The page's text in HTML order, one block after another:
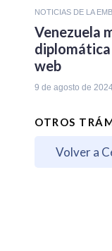
NOTICIAS DE LA
Venezuela
diplomática
web
9 de agosto de
OTROS
Volver a